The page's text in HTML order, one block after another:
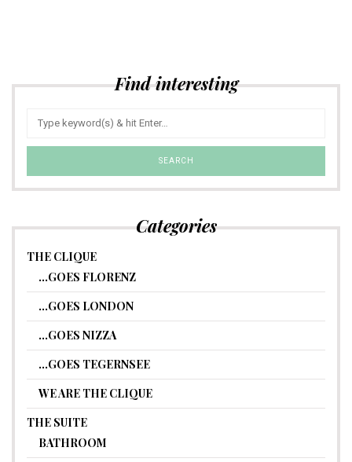
Find interesting
Categories
THE CLIQUE
…GOES FLORENZ
…GOES LONDON
…GOES NIZZA
…GOES TEGERNSEE
WE ARE THE CLIQUE
THE SUITE
BATHROOM